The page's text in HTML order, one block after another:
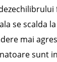
se scalda
mai
sunt